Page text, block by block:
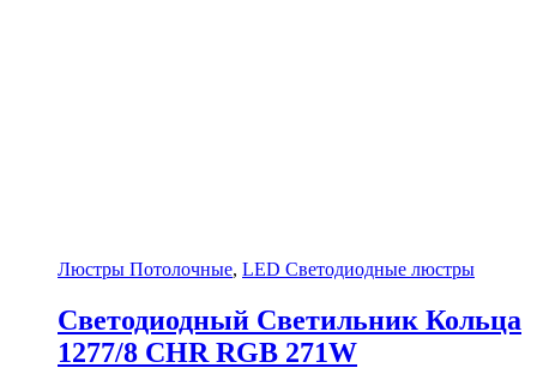
Люстры Потолочные, LED Светодиодные люстры
Светодиодный Светильник Кольца
1277/8 CHR RGB 271W